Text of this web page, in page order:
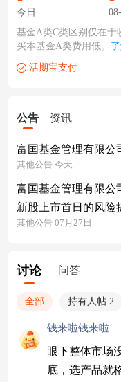
今日
基金A类C类区别仅在于
买本基金A类费用低。
活期宝支付
公告 资讯
富国基金管理有限公
其他公告 今天
富国基金管理有限公
新股上市首日的风险
其他公告 07月27日
讨论 问答
全部 持有人帖 2
钱来啦钱来啦
眼下整体市场
底，选产品就